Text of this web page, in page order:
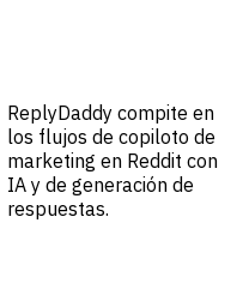
ReplyDaddy compite en
los flujos de copiloto de
marketing en Reddit con
IA y de generación de
respuestas.